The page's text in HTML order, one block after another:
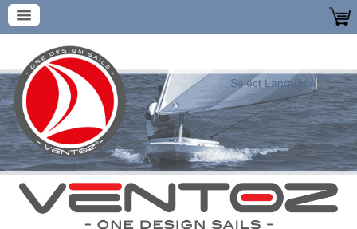
Select Language▼